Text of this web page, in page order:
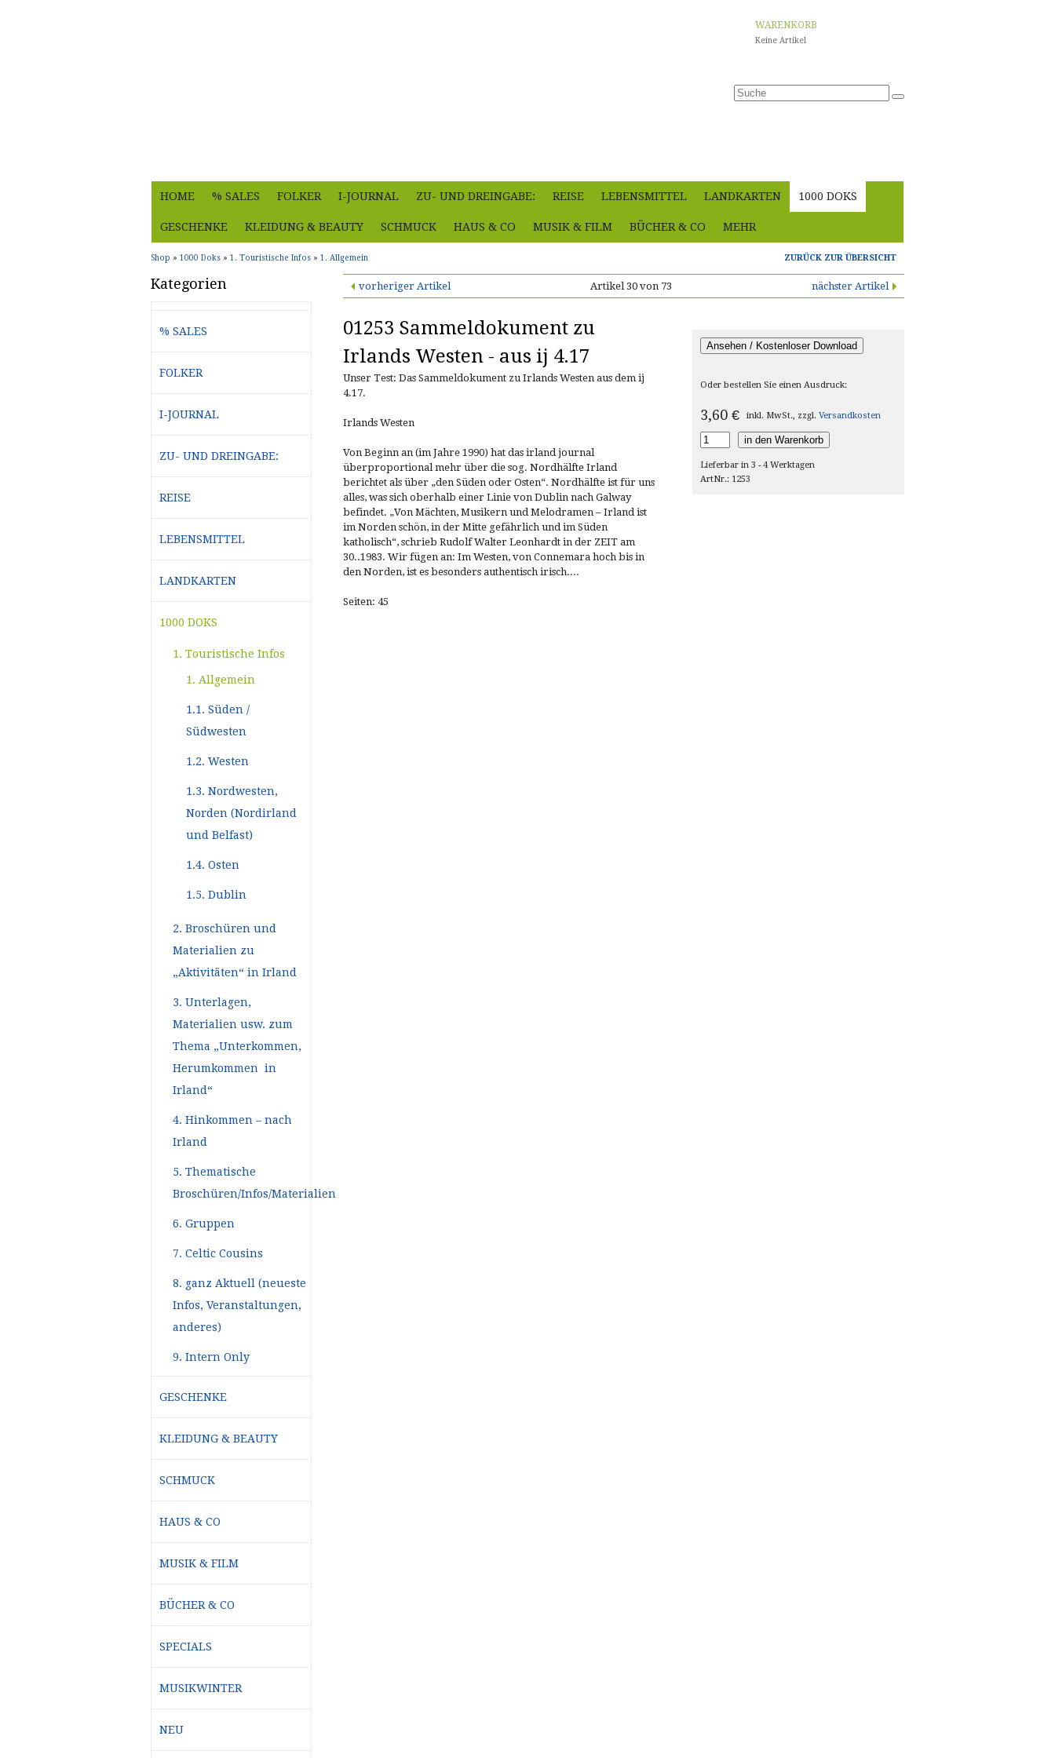
WARENKORB
Keine Artikel
HOME % SALES FOLKER I-JOURNAL ZU- UND DREINGABE: REISE LEBENSMITTEL LANDKARTEN 1000 DOKS
GESCHENKE KLEIDUNG & BEAUTY SCHMUCK HAUS & CO MUSIK & FILM BÜCHER & CO MEHR
Shop » 1000 Doks » 1. Touristische Infos » 1. Allgemein ZURÜCK ZUR ÜBERSICHT
vorheriger Artikel Artikel 30 von 73 nächster Artikel
01253 Sammeldokument zu
Irlands Westen - aus ij 4.17
Unser Test: Das Sammeldokument zu Irlands Westen aus dem ij
4.17.
Irlands Westen
Von Beginn an (im Jahre 1990) hat das irland journal
überproportional mehr über die sog. Nordhälfte Irland
berichtet als über „den Süden oder Osten“. Nordhälfte ist für uns
alles, was sich oberhalb einer Linie von Dublin nach Galway
befindet. „Von Mächten, Musikern und Melodramen – Irland ist
im Norden schön, in der Mitte gefährlich und im Süden
katholisch“, schrieb Rudolf Walter Leonhardt in der ZEIT am
30..1983. Wir fügen an: Im Westen, von Connemara hoch bis in
den Norden, ist es besonders authentisch irisch....
Seiten: 45
Ansehen / Kostenloser Download
Oder bestellen Sie einen Ausdruck:
3,60 € inkl. MwSt., zzgl.Versandkosten
in den Warenkorb
Lieferbar in 3 - 4 Werktagen
ArtNr.: 1253
Kategorien
% SALES
FOLKER
I-JOURNAL
ZU- UND DREINGABE:
REISE
LEBENSMITTEL
LANDKARTEN
1000 DOKS
1. Touristische Infos
1. Allgemein
1.1. Süden /
Südwesten
1.2. Westen
1.3. Nordwesten,
Norden (Nordirland
und Belfast)
1.4. Osten
1.5. Dublin
2. Broschüren und
Materialien zu
„Aktivitäten“ in Irland
3. Unterlagen,
Materialien usw. zum
Thema „Unterkommen,
Herumkommen in
Irland“
4. Hinkommen – nach
Irland
5. Thematische
Broschüren/Infos/Materialien
6. Gruppen
7. Celtic Cousins
8. ganz Aktuell (neueste
Infos, Veranstaltungen,
anderes)
9. Intern Only
GESCHENKE
KLEIDUNG & BEAUTY
SCHMUCK
HAUS & CO
MUSIK & FILM
BÜCHER & CO
SPECIALS
MUSIKWINTER
NEU